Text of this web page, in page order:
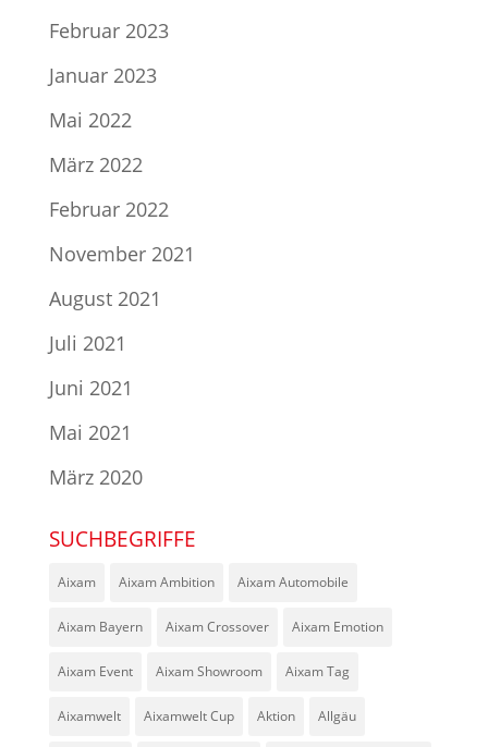
Februar 2023
Januar 2023
Mai 2022
März 2022
Februar 2022
November 2021
August 2021
Juli 2021
Juni 2021
Mai 2021
März 2020
SUCHBEGRIFFE
Aixam Aixam Ambition Aixam Automobile
Aixam Bayern Aixam Crossover Aixam Emotion
Aixam Event Aixam Showroom Aixam Tag
Aixamwelt Aixamwelt Cup Aktion Allgäu